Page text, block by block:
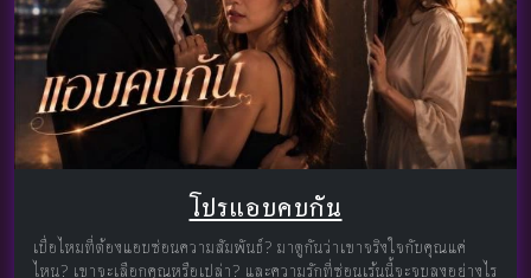
โปรแอบคบกัน
เบื่อไหมที่ต้องแอบซ่อนความสัมพันธ์? มาดูกันว่าเขาจริงใจกับคุณแค่
ไหน? เขาจะเลือกคุณหรือเปล่า? และความรักที่ซ่อนเร้นนี้จะจบลงอย่างไร